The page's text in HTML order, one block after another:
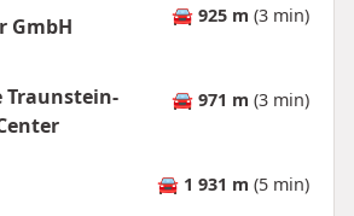
GmbH 🚘 925 m (3 min)
Traunstein-
🚘 971 m (3 min)
🚘 1 931 m (5 min)